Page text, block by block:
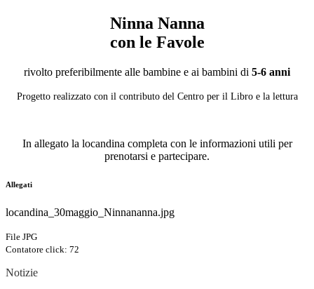
Ninna Nanna
con le Favole
rivolto preferibilmente alle bambine e ai bambini di 5-6 anni
Progetto realizzato con il contributo del Centro per il Libro e la lettura
In allegato la locandina completa con le informazioni utili per
prenotarsi e partecipare.
Allegati
locandina_30maggio_Ninnananna.jpg
File JPG
Contatore click: 72
Notizie